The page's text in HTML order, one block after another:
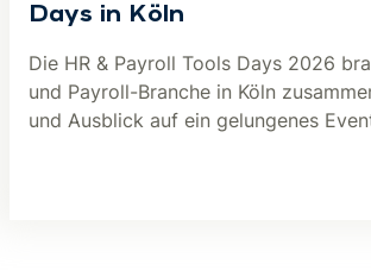
Days in Köln
Die HR & Payroll Tools Days 2026
und Payroll-Branche in Köln
und Ausblick auf ein gelungenes